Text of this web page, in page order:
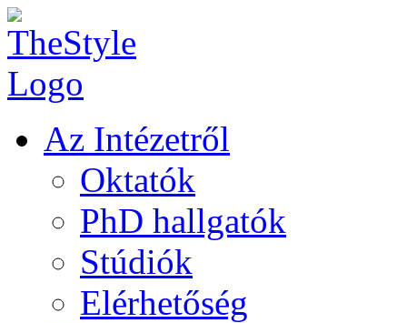
Az Intézetről
Oktatók
PhD hallgatók
Stúdiók
Elérhetőség